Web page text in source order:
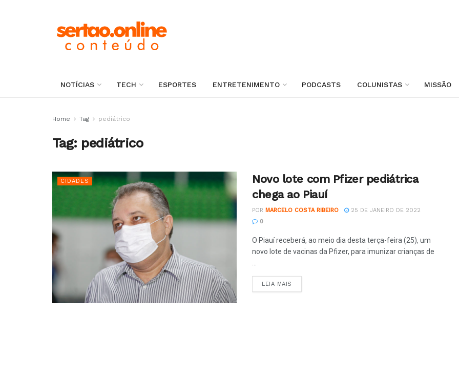
NOTÍCIAS TECH ESPORTES ENTRETENIMENTO PODCASTS COLUNISTAS MISSÃO
Home Tag pediátrico
Tag: pediátrico
CIDADES
Novo lote com Pfizer pediátrica
chega ao Piauí
POR MARCELO COSTA RIBEIRO
25 DE JANEIRO DE 2022
0
O Piauí receberá, ao meio dia desta terça-feira (25), um
novo lote de vacinas da Pfizer, para imunizar crianças de
LEIA MAIS